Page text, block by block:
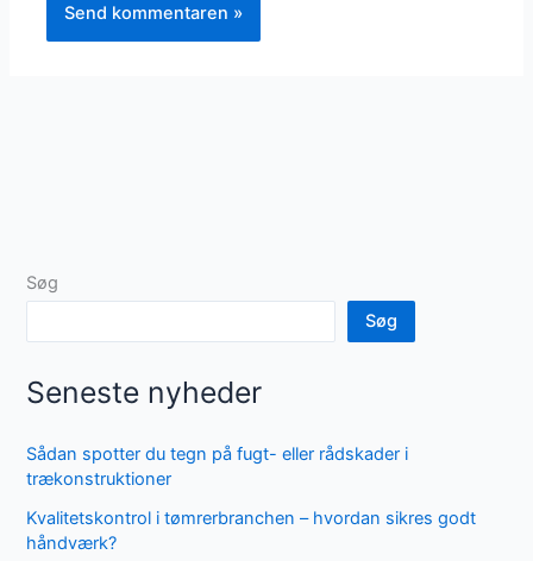
Søg
Søg
Seneste nyheder
Sådan spotter du tegn på fugt- eller rådskader i
trækonstruktioner
Kvalitetskontrol i tømrerbranchen – hvordan sikres godt
håndværk?